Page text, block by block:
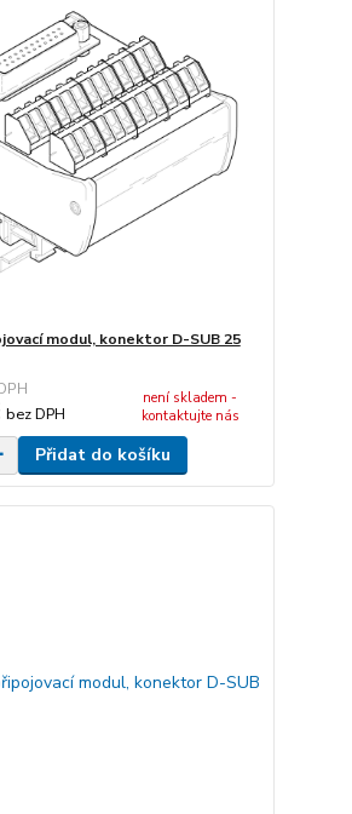
modul, konektor D-SUB 25
bez DPH
není skladem -
kontaktujte nás
Přidat do košíku